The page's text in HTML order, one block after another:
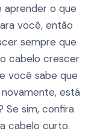
aprender o que
você, então
sempre que
cabelo crescer
você sabe que
está
Se sim, confira
cabelo curto.